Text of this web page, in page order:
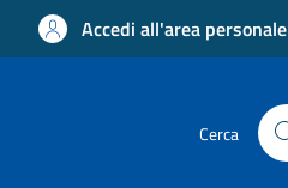
Accedi all'area personale
Cerca